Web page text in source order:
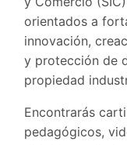
orientados a
innovación,
y protección de
propiedad
Encontrarás
pedagógicos,